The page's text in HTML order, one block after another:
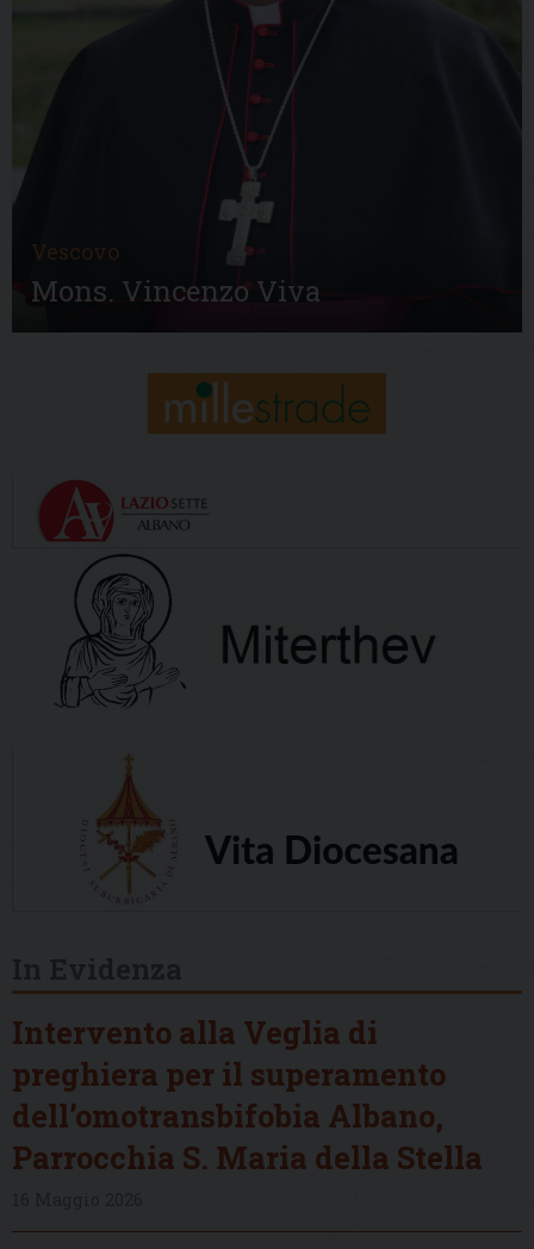
Vescovo
Mons. Vincenzo Viva
Intervento alla Veglia di
preghiera per il superamento
dell’omotransbifobia Albano,
Parrocchia S. Maria della Stella